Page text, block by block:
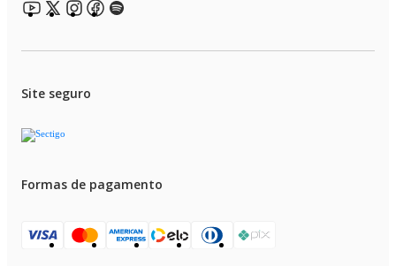
Site seguro
Formas de pagamento